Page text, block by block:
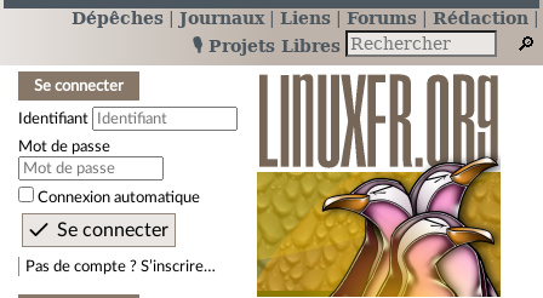
Dépêches Journaux Liens Forums
Rédaction
🎙️ Projets Libres
Se connecter
Identifiant
Mot de passe
Connexion automatique
Pas de compte ? S’inscrire…